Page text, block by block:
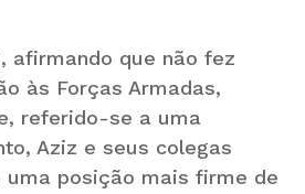
afirmando que não fez
às Forças Armadas,
referido-se a uma
Aziz e seus colegas
posição mais firme de